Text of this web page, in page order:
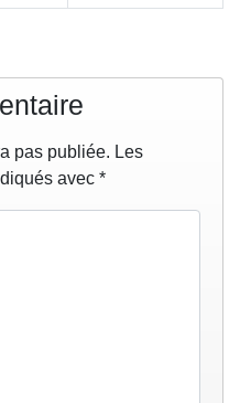
pas publiée. Les
avec *